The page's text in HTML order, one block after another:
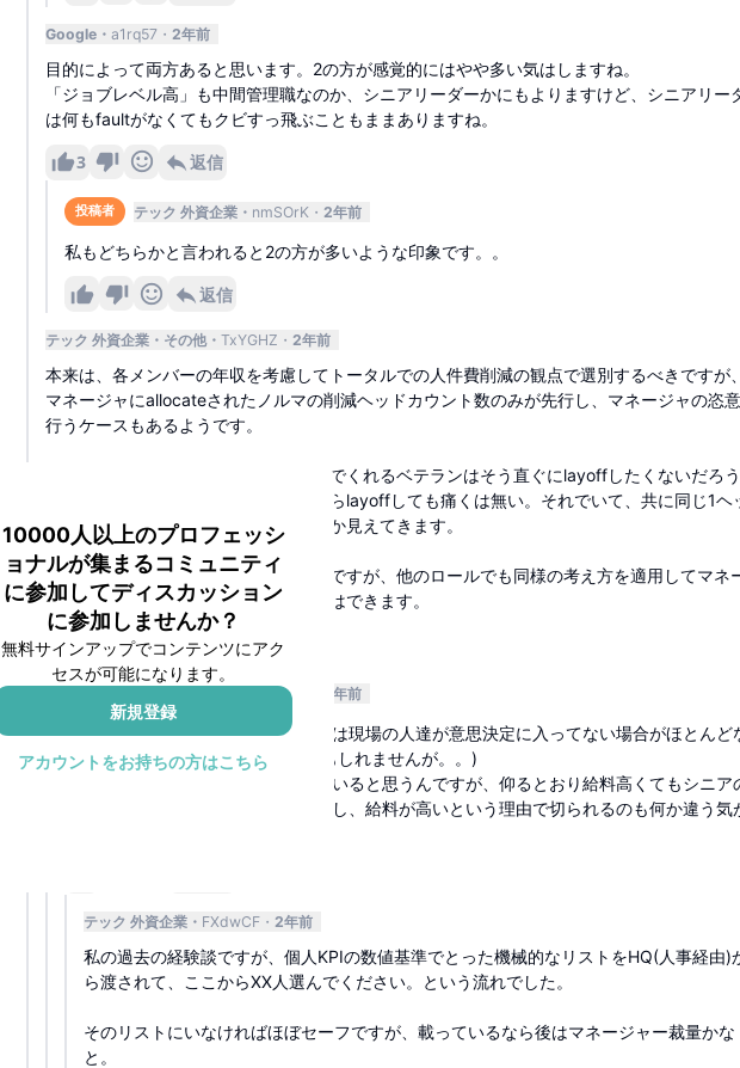
10000人以上のプロフェッシ
ョナルが集まるコミュニティ
に参加してディスカッション
に参加しませんか？
無料サインアップでコンテンツにアク
セスが可能になります。
新規登録
アカウントをお持ちの方はこちら
Google a1rq57 2年前
目的によって両方あると思います。2の方が感覚的にはやや多い気はしますね。
「ジョブレベル高」も中間管理職なのか、シニアリーダーかにもよりますけど、シニアリー
は何もfaultがなくてもクビすっ飛ぶこともままありますね。
3 返信
投稿者 テック 外資企業 nmSOrK 2年前
私もどちらかと言われると2の方が多いような印象です。。
返信
テック 外資企業 その他 TxYGHZ 2年前
本来は、各メンバーの年収を考慮してトータルでの人件費削減の観点で選別するべきですが
マネージャにallocateされたノルマの削減ヘッドカウント数のみが先行し、マネージャの恣
行うケースもあるようです。
この場合、年収は高いけどかなり稼いでくれるベテランはそう直ぐにlayoffしたくないだろう
し、まだ全然稼げていないジュニアならlayoffしても痛くは無い。それでいて、共に同じ1ヘ
ドカウントです。どちらを対象とするか見えてきます。
営業だとこんな感じで分かりやすそうですが、他のロールでも同様の考え方を適用してマネ
ャが個別に選別する、というのは想像はできます。
8 返信
nmSOrK 2年前
私が見たり聞いたりしてるレイオフは現場の人達が意思決定に入ってない場合がほとんど
んですよね。(そう言ってるだけかもしれませんが。。)
なのである程度機械的に判定されていると思うんですが、仰るとおり給料高くてもシニア
人はその分パフォーマンス出せますし、給料が高いという理由で切られるのも何か違う気
テック 外資企業 FXdwCF 2年前
私の過去の経験談ですが、個人KPIの数値基準でとった機械的なリストをHQ(人事経由)
ら渡されて、ここからXX人選んでください。という流れでした。
そのリストにいなければほぼセーフですが、載っているなら後はマネージャー裁量かな
と。